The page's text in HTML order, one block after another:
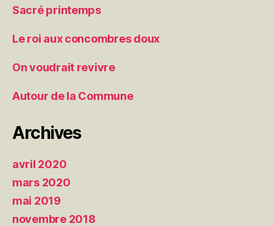
Sacré printemps
Le roi aux concombres doux
On voudrait revivre
Autour de la Commune
Archives
avril 2020
mars 2020
mai 2019
novembre 2018